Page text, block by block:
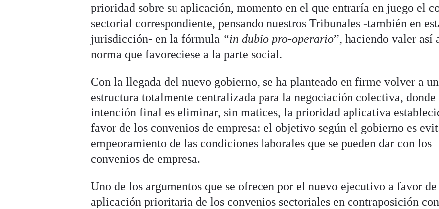
prioridad sobre su aplicación, momento en el que entraría en juego el
sectorial correspondiente, pensando nuestros Tribunales -también en
jurisdicción- en la fórmula “in dubio pro-operario”, haciendo valer así
norma que favoreciese a la parte social.
Con la llegada del nuevo gobierno, se ha planteado en firme volver a
estructura totalmente centralizada para la negociación colectiva, donde
intención final es eliminar, sin matices, la prioridad aplicativa
favor de los convenios de empresa: el objetivo según el gobierno es
empeoramiento de las condiciones laborales que se pueden dar con los
convenios de empresa.
Uno de los argumentos que se ofrecen por el nuevo ejecutivo a favor
aplicación prioritaria de los convenios sectoriales en contraposición